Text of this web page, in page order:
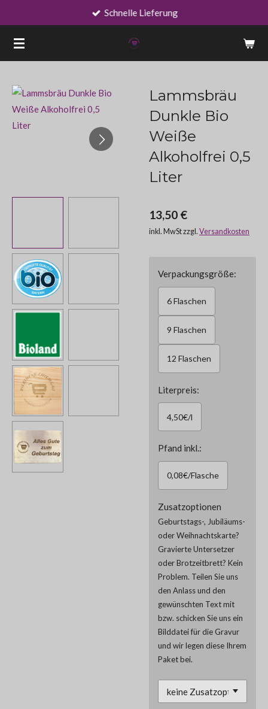
springen
Schnelle Lieferung
Lammsbräu
Dunkle Bio
Weiße
Alkoholfrei 0,5
Liter
13,50 €
inkl. MwSt zzgl. Versandkosten
Verpackungsgröße:
6 Flaschen
9 Flaschen
12 Flaschen
Literpreis:
4,50€/l
Pfand inkl.:
0,08€/Flasche
Zusatzoptionen
Geburtstags-, Jubiläums-
oder Weihnachtskarte?
Gravierte Untersetzer
oder Brotzeitbrett? Kein
Problem. Teilen Sie uns
den Anlass und den
gewünschten Text mit
bzw. schicken Sie uns ein
Bilddatei für die Gravur
und wir legen diese Ihrem
Paket bei.